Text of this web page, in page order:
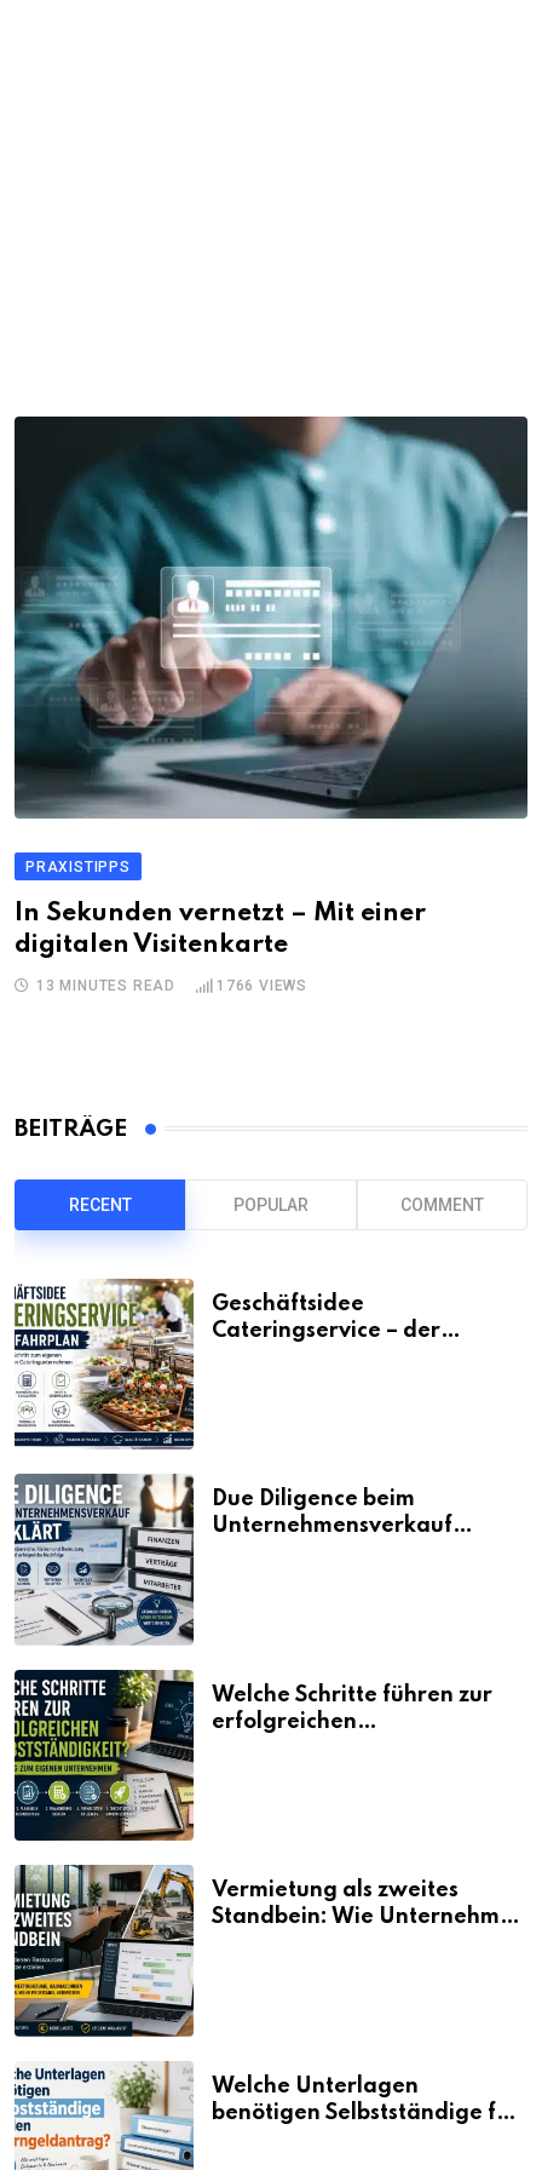
PRAXISTIPPS
In Sekunden vernetzt – Mit einer
digitalen Visitenkarte
13 MINUTES READ 1766 VIEWS
BEITRÄGE
RECENT POPULAR COMMENT
Geschäftsidee
Cateringservice – der
Due Diligence beim
Unternehmensverkauf
Welche Schritte führen zur
erfolgreichen
Vermietung als zweites
Standbein: Wie Unternehmen
Welche Unterlagen
benötigen Selbstständige für